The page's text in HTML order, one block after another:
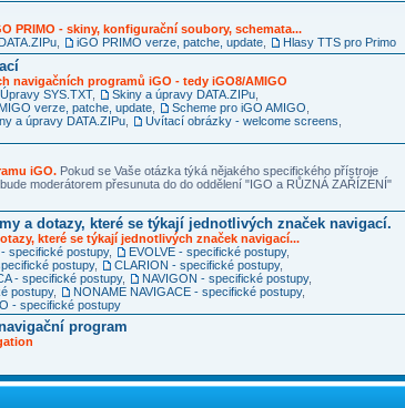
PRIMO - skiny, konfigurační soubory, schemata...
iGO PRIMO verze, patche, update Hlasy TTS pro Primo
navigačních programů iGO - tedy iGO8/AMIGO
Úpravy SYS.TXT, Skiny a úpravy DATA.ZIPu
verze, patche, update Scheme pro iGO AMIGO
a úpravy DATA.ZIPu Uvítací obrázky - welcome screens
iGO. Pokud se Vaše otázka týká nějakého specifického přístroje
moderátorem přesunuta do do oddělení "IGO a RŮZNÁ ZAŘÍZENÍ"
a dotazy, které se týkají jednotlivých značek navigací.
které se týkají jednotlivých značek navigací...
- specifické postupy, EVOLVE - specifické postupy,
postupy, CLARION - specifické postupy,
- specifické postupy, NAVIGON - specifické postupy,
postupy, NONAME NAVIGACE - specifické postupy,
- specifické postupy
program